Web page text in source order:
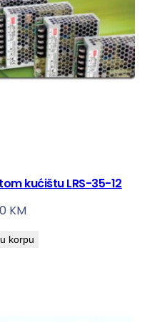
kućištu LRS-35-12
KM
korpu